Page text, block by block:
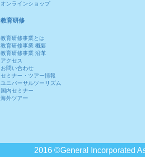
オンラインショップ
教育研修
教育研修事業とは
教育研修事業 概要
教育研修事業 沿革
アクセス
お問い合わせ
セミナー・ツアー情報
ユニバーサルツーリズム
国内セミナー
海外ツアー
2016 ©General Incorporated